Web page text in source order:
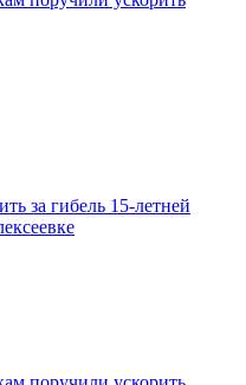
за гибель 15-летней